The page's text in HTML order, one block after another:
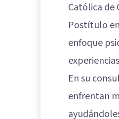
Católica de
Postítulo
enfoque
En su
enfrentan